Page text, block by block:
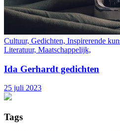
Cultuur, Gedichten, Inspirerende
Literatuur, Maatschappelijk,
Ida Gerhardt gedichten
25 juli 2023
Tags